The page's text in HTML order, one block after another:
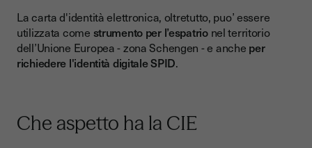
La carta d'identità elettronica, oltretutto, puo’ essere
utilizzata come strumento per l’espatrionel territorio
dell’Unione Europea - zona Schengen - e anche per
richiedere l'identità digitale SPID.
Che aspetto ha la CIE